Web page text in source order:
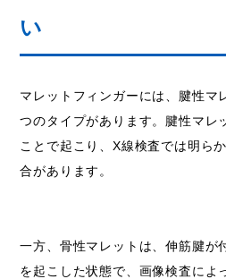
い
マレットフィンガーには、腱性マ
つのタイプがあります。腱性マレ
ことで起こり、X線検査では明ら
合があります。
一方、骨性マレットは、伸筋腱が
を起こした状態で、画像検査によ